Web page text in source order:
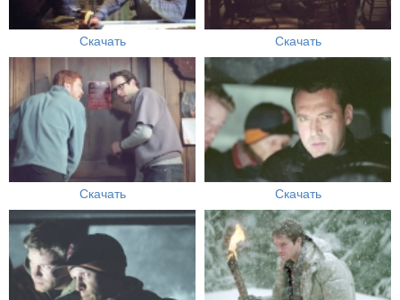
Скачать Скачать
Скачать Скачать